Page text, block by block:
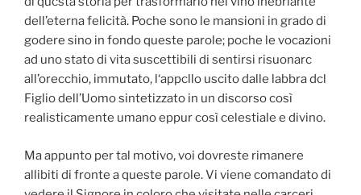
dell’eterna felicità. Poche sono le mansioni in grado di
godere sino in fondo queste parole; poche le vocazioni
ad uno stato di vita suscettibili di sentirsi risuonarc
all’orecchio, immutato, l‘appcllo uscito dalle labbra dcl
Figlio dell’Uomo sintetizzato in un discorso così
realisticamente umano eppur così celestiale e divino.
Ma appunto per tal motivo, voi dovreste rimanere
allibiti di fronte a queste parole. Vi viene comandato di